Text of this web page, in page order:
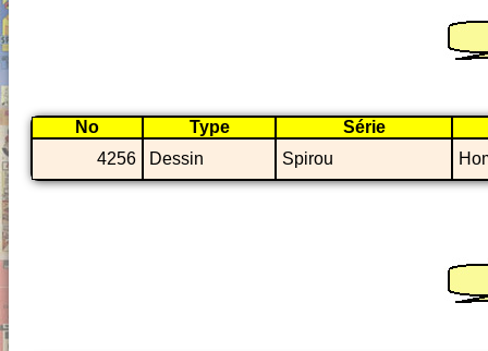
No Type
Série
4256
Dessin Spirou